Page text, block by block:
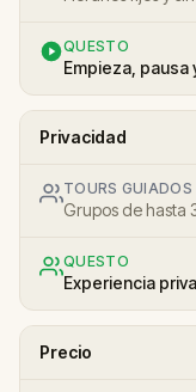
QUESTO
Empieza, pausa
Privacidad
TOURS GUIADOS
Grupos de hasta
QUESTO
Experiencia
Precio